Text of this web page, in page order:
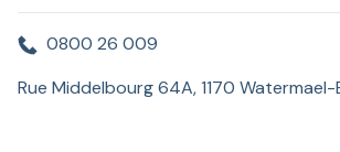
0800 26 009
Rue Middelbourg 64A, 1170